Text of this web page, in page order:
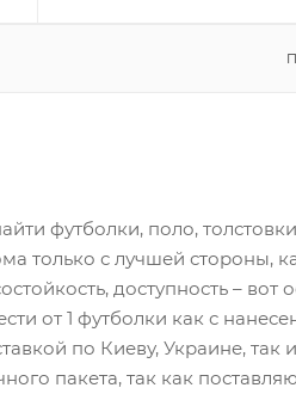
футболки, поло,
только с лучшей стороны,
доступность –
от 1 футболки как с
по Киеву, Украине,
пакета, так как